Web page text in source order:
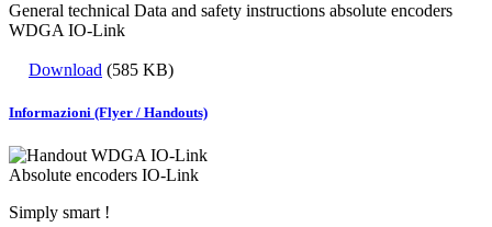
General technical Data and safety instructions absolute encoders
WDGA IO-Link
Download (585 KB)
Informazioni (Flyer / Handouts)
Absolute encoders IO-Link
Simply smart !